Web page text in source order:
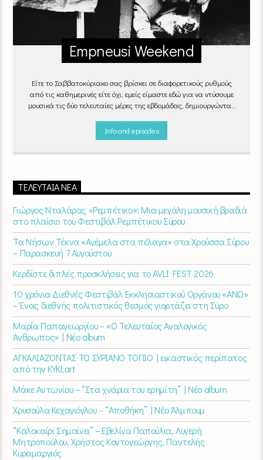
Empneusi Weekend
Είτε το Σαββατοκύριακο σας βρίσκει σε διαφορετικούς ρυθμούς
από τις καθημερινές είτε όχι, εμείς είμαστε εδώ για να ντύσουμε
μουσικά τις δύο τελευταίες μέρες της εβδομάδας, δημιουργώντας
Info and episodes
ΤΕΛΕΥΤΑΊΑ ΝΈΑ
Γιώργος Νταλάρας «Ρεμπέτικο»: Μια μεγάλη μουσική βραδιά
στο πλαίσιο του Φεστιβάλ Ρεμπέτικου Σύρου
Τα Νήσων Τέκνα «Ανέμελα στα πέλαγα» στα Χρούσσα Σύρου
– Παρασκευή 7 Αυγούστου
Κερδίστε διπλές προσκλήσεις για το AVLI FEST 2026
10 χρόνια Διεθνές Φεστιβάλ Εκκλησιαστικού Οργάνου «ΑΝΩ»
– Ένας διεθνής πολιτιστικός θεσμός γιορτάζει στη Σύρο​
Μαρία Παπαγεωργίου – «Ο Τελευταίος Αναλογικός
Άνθρωπος» | Νέο album
ΑΓΚΑΛΙΑΖΟΝΤΑΣ ΤΟ ΣΥΡΙΑΝΟ ΤΟΠΙΟ | εικαστικός περίπατος
από την KYKLart
Μάκε Αντωνίου – “Στα χνάρια του ερημίτη” | Νέο album
Χρυσούλα Κεχαγιόγλου – “Αποθήκη” | Νέο Άλμπουμ
“Καλοκαίρι Σημαίνει” – Εβελίνα Παπούλια, Λυγερή
Μητροπούλου, Χρήστος Κοντογεώργης, Παντελής
Κυραμαργιός